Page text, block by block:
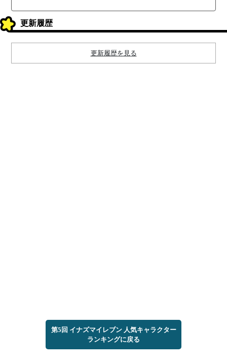
更新履歴
更新履歴を見る
第5回 イナズマイレブン 人気キャラクター
ランキングに戻る